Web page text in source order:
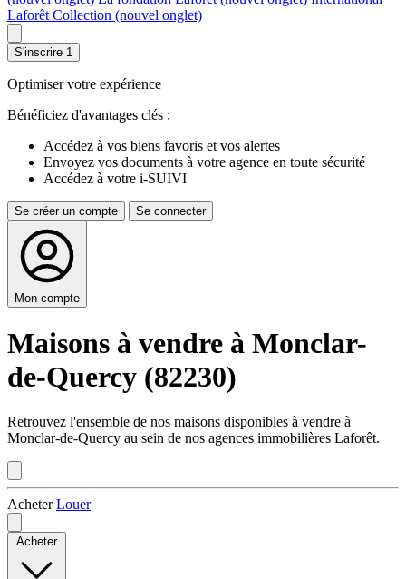
Laforêt Collection (nouvel onglet)
S'inscrire 1
Optimiser votre expérience
Bénéficiez d'avantages clés :
Accédez à vos biens favoris et vos alertes
Envoyez vos documents à votre agence en toute sécurité
Accédez à votre i-SUIVI
Se créer un compte Se connecter
Mon compte
Maisons à vendre à Monclar-
de-Quercy (82230)
Retrouvez l'ensemble de nos maisons disponibles à vendre à
Monclar-de-Quercy au sein de nos agences immobilières Laforêt.
AcheterLouer
Acheter